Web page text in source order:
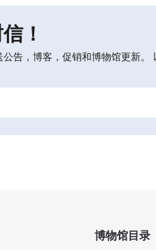
！
告，博客，促销和博物馆更新。
博物馆目录